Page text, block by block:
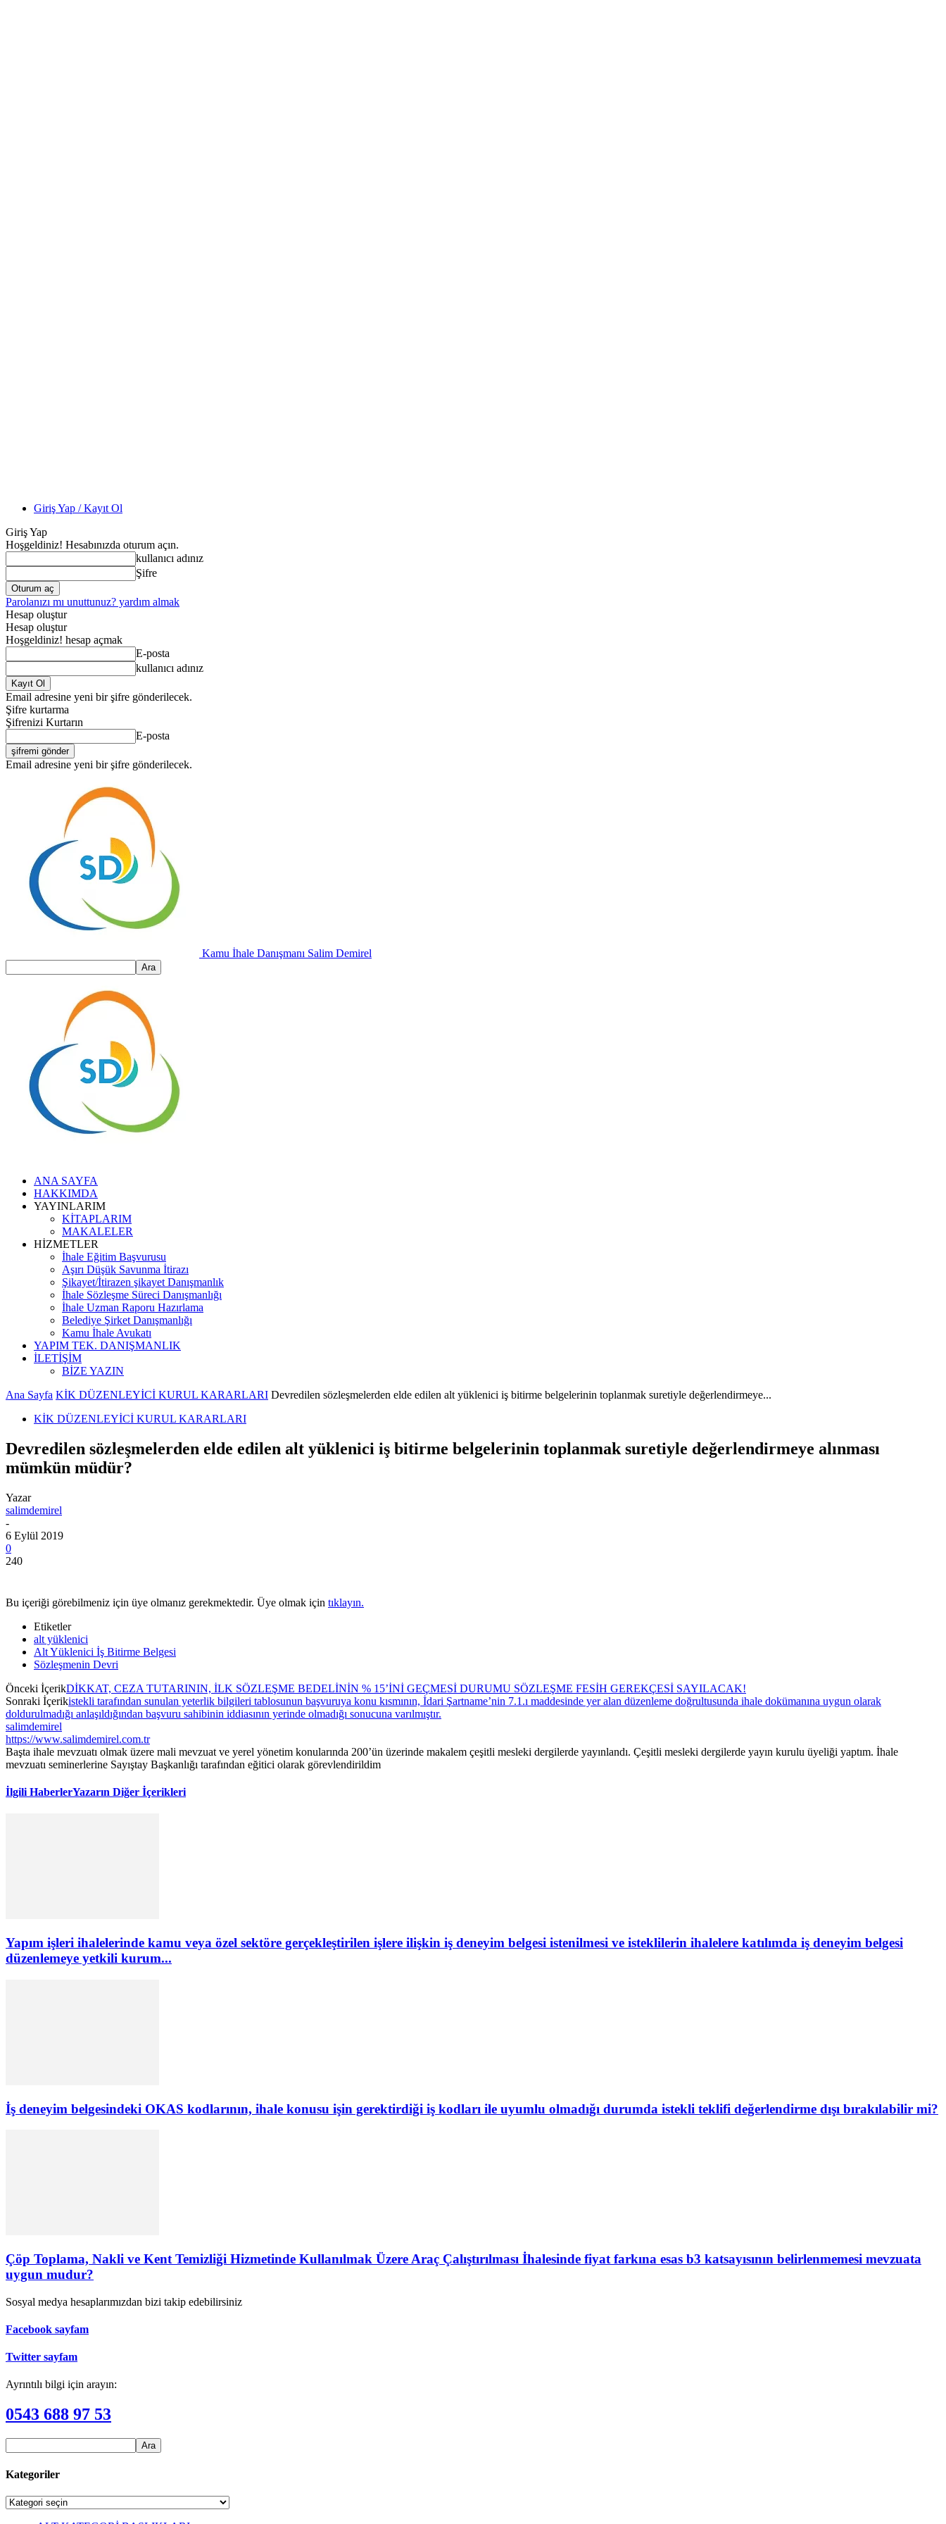
Giriş Yap / Kayıt Ol
Giriş Yap
Hoşgeldiniz! Hesabınızda oturum açın.
kullanıcı adınız
Şifre
Parolanızı mı unuttunuz? yardım almak
Hesap oluştur
Hesap oluştur
Hoşgeldiniz! hesap açmak
E-posta
kullanıcı adınız
Email adresine yeni bir şifre gönderilecek.
Şifre kurtarma
Şifrenizi Kurtarın
E-posta
Email adresine yeni bir şifre gönderilecek.
Kamu İhale Danışmanı Salim Demirel
ANA SAYFA
HAKKIMDA
YAYINLARIM
KİTAPLARIM
MAKALELER
HİZMETLER
İhale Eğitim Başvurusu
Aşırı Düşük Savunma İtirazı
Şikayet/İtirazen şikayet Danışmanlık
İhale Sözleşme Süreci Danışmanlığı
İhale Uzman Raporu Hazırlama
Belediye Şirket Danışmanlığı
Kamu İhale Avukatı
YAPIM TEK. DANIŞMANLIK
İLETİŞİM
BİZE YAZIN
Ana Sayfa KİK DÜZENLEYİCİ KURUL KARARLARI Devredilen sözleşmelerden elde edilen alt yüklenici iş bitirme belgelerinin toplanmak suretiyle değerlendirmeye...
KİK DÜZENLEYİCİ KURUL KARARLARI
Devredilen sözleşmelerden elde edilen alt yüklenici iş bitirme belgelerinin toplanmak suretiyle değerlendirmeye alınması
mümkün müdür?
Yazar
salimdemirel
-
6 Eylül 2019
0
240
Bu içeriği görebilmeniz için üye olmanız gerekmektedir. Üye olmak için tıklayın.
Etiketler
alt yüklenici
Alt Yüklenici İş Bitirme Belgesi
Sözleşmenin Devri
Önceki İçerikDİKKAT, CEZA TUTARININ, İLK SÖZLEŞME BEDELİNİN % 15’İNİ GEÇMESİ DURUMU SÖZLEŞME FESİH GEREKÇESİ SAYILACAK!
Sonraki İçerikistekli tarafından sunulan yeterlik bilgileri tablosunun başvuruya konu kısmının, İdari Şartname’nin 7.1.ı maddesinde yer alan düzenleme doğrultusunda ihale dokümanına uygun olarak
doldurulmadığı anlaşıldığından başvuru sahibinin iddiasının yerinde olmadığı sonucuna varılmıştır.
salimdemirel
https://www.salimdemirel.com.tr
Başta ihale mevzuatı olmak üzere mali mevzuat ve yerel yönetim konularında 200’ün üzerinde makalem çeşitli mesleki dergilerde yayınlandı. Çeşitli mesleki dergilerde yayın kurulu üyeliği yaptım. İhale
mevzuatı seminerlerine Sayıştay Başkanlığı tarafından eğitici olarak görevlendirildim
İlgili HaberlerYazarın Diğer İçerikleri
Yapım işleri ihalelerinde kamu veya özel sektöre gerçekleştirilen işlere ilişkin iş deneyim belgesi istenilmesi ve isteklilerin ihalelere katılımda iş deneyim belgesi
düzenlemeye yetkili kurum...
İş deneyim belgesindeki OKAS kodlarının, ihale konusu işin gerektirdiği iş kodları ile uyumlu olmadığı durumda istekli teklifi değerlendirme dışı bırakılabilir mi?
Çöp Toplama, Nakli ve Kent Temizliği Hizmetinde Kullanılmak Üzere Araç Çalıştırılması İhalesinde fiyat farkına esas b3 katsayısının belirlenmemesi mevzuata
uygun mudur?
Sosyal medya hesaplarımızdan bizi takip edebilirsiniz
Facebook sayfam
Twitter sayfam
Ayrıntılı bilgi için arayın:
0543 688 97 53
Kategoriler
Kategoriler